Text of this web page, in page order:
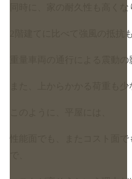
同時に、家の耐久性も高くな
2階建てに比べて強風の抵抗
重量車両の通行による震動
また、上からかかる荷重も少
性能面でも、またコスト面